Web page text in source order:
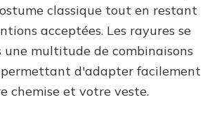
classique tout en restant
acceptées. Les rayures se
multitude de combinaisons
d'adapter facilement
chemise et votre veste.